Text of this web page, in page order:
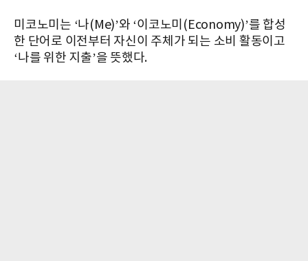
미코노미는 ‘나(Me)’와 ‘이코노미(Economy)’를 합성
한 단어로 이전부터 자신이 주체가 되는 소비 활동이고
‘나를 위한 지출’을 뜻했다.